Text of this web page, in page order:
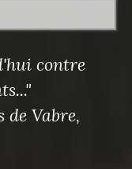
contre
de Vabre,